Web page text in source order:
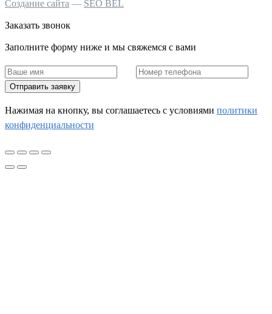
Создание сайта — SEO BEL
Заказать звонок
Заполните форму ниже и мы свяжемся с вами
Отправить заявку
Нажимая на кнопку, вы соглашаетесь c условиями политики
конфиденциальности